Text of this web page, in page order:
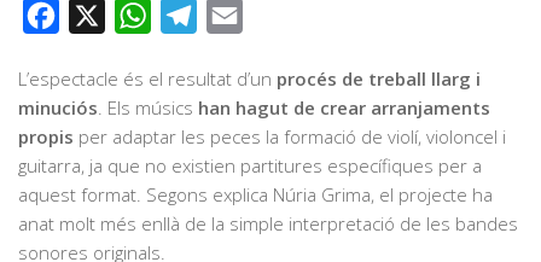
Facebook WhatsAppTelegram
L’espectacle és el resultat d’un procés de treball llarg i
minuciós . Els músics han hagut de crear arranjaments
propis per adaptar les peces la formació de violí, violoncel i
guitarra, ja que no existien partitures específiques per a
aquest format. Segons explica Núria Grima, el projecte ha
anat molt més enllà de la simple interpretació de les bandes
sonores originals.